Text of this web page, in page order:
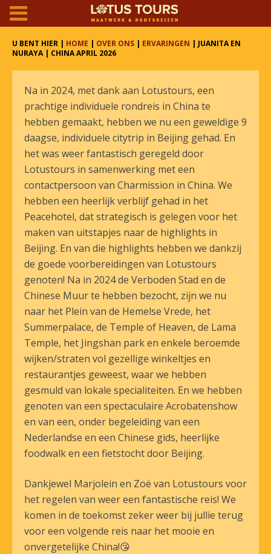
U BENT HIER | HOME | OVER ONS | ERVARINGEN | JUANITA EN
NURAYA | CHINA APRIL 2026
Na in 2024, met dank aan Lotustours, een
prachtige individuele rondreis in China te
hebben gemaakt, hebben we nu een geweldige 9
daagse, individuele citytrip in Beijing gehad. En
het was weer fantastisch geregeld door
Lotustours in samenwerking met een
contactpersoon van Charmission in China. We
hebben een heerlijk verblijf gehad in het
Peacehotel, dat strategisch is gelegen voor het
maken van uitstapjes naar de highlights in
Beijing. En van die highlights hebben we dankzij
de goede voorbereidingen van Lotustours
genoten! Na in 2024 de Verboden Stad en de
Chinese Muur te hebben bezocht, zijn we nu
naar het Plein van de Hemelse Vrede, het
Summerpalace, de Temple of Heaven, de Lama
Temple, het Jingshan park en enkele beroemde
wijken/straten vol gezellige winkeltjes en
restaurantjes geweest, waar we hebben
gesmuld van lokale specialiteiten. En we hebben
genoten van een spectaculaire Acrobatenshow
en van een, onder begeleiding van een
Nederlandse en een Chinese gids, heerlijke
foodwalk en een fietstocht door Beijing.
Dankjewel Marjolein en Zoë van Lotustours voor
het regelen van weer een fantastische reis! We
komen in de toekomst zeker weer bij jullie terug
voor een volgende reis naar het mooie en
onvergetelijke China!😘